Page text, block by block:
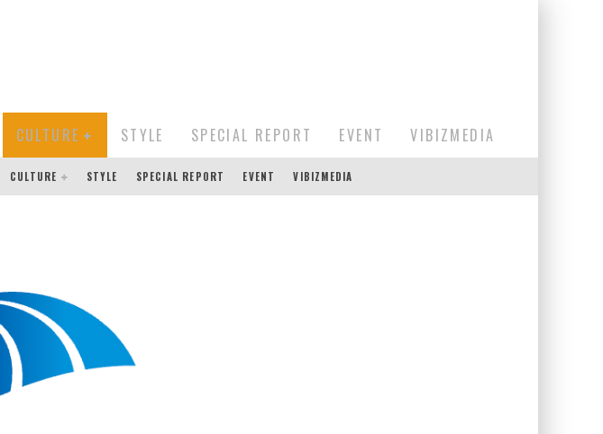
CULTURE STYLE SPECIAL REPORT EVENT VIBIZMEDIA
CULTURE STYLE SPECIAL REPORT EVENT VIBIZMEDIA